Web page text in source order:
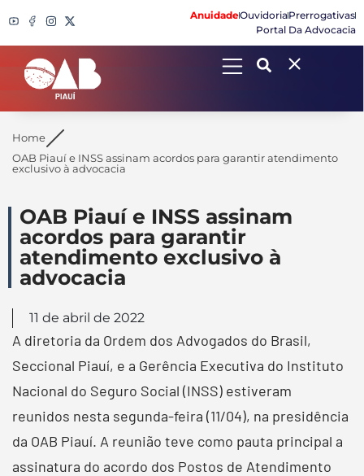
AnuidadeOuvidoriaPrerrogativas
Portal Da Advocacia
Search
Home
OAB Piauí e INSS assinam acordos para garantir atendimento
exclusivo à advocacia
OAB Piauí e INSS assinam
acordos para garantir
atendimento exclusivo à
advocacia
11 de abril de 2022
A diretoria da Ordem dos Advogados do Brasil,
Seccional Piauí, e a Gerência Executiva do Instituto
Nacional do Seguro Social (INSS) estiveram
reunidos nesta segunda-feira (11/04), na presidência
da OAB Piauí. A reunião teve como pauta principal a
assinatura do acordo dos Postos de Atendimento